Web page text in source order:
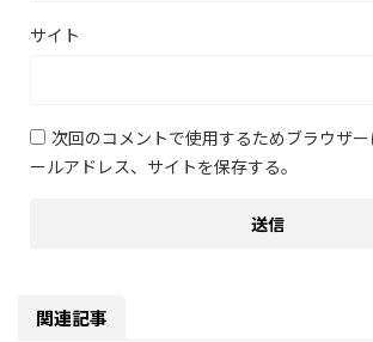
サイト
次回のコメントで使用するためブラウザ
ールアドレス、サイトを保存する。
関連記事